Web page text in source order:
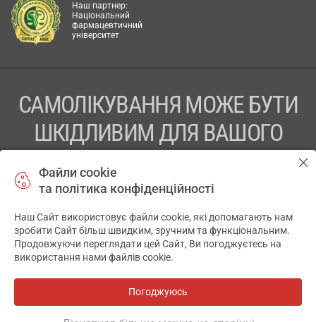
Наш партнер:
Національний
фармацевтичний
університет
САМОЛІКУВАННЯ МОЖЕ БУТИ
ШКІДЛИВИМ ДЛЯ ВАШОГО
ПЕРЕД ЗАСТОСУВАННЯМ ПРЕПАРАТУ ПРОКОНСУЛЬТУЙТЕСЬ
ТОВ «АПТЕКА 911.ЮА» Код ЄДРПОУ 43631965.
Відмова від відповідальності
© 2014-2026. Медична інформаційна система АПТЕКА911.ЮА
Файли cookie
та політика конфіденційності
Наш Сайт використовує файли cookie, які допомагають нам
зробити Сайт більш швидким, зручним та функціональним.
Продовжуючи переглядати цей Сайт, Ви погоджуєтесь на
використання нами файлів cookie.
Погоджуюсь
✕